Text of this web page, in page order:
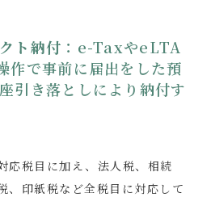
ト納付 ：e-TaxやeLTA
作で事前に届出をした預
引き落としにより納付す
応税目に加え、法人税、相続
、印紙税など全税目に対応して